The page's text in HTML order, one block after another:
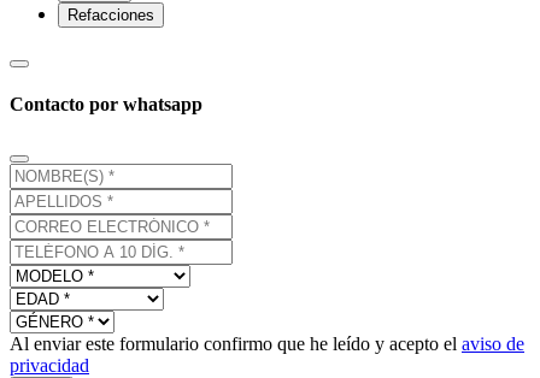
Refacciones
Contacto por whatsapp
Al enviar este formulario confirmo que he leído y acepto el aviso de
privacidad